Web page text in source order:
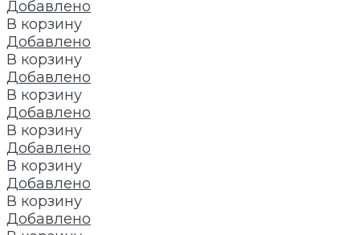
Добавлено
В корзину
Добавлено
В корзину
Добавлено
В корзину
Добавлено
В корзину
Добавлено
В корзину
Добавлено
В корзину
Добавлено